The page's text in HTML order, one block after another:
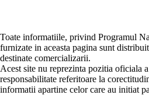
Toate informatiile, privind Programul
furnizate in aceasta pagina sunt
destinate comercializarii.
Acest site nu reprezinta pozitia oficiala
responsabilitate referitoare la
informatii apartine celor care au initiat